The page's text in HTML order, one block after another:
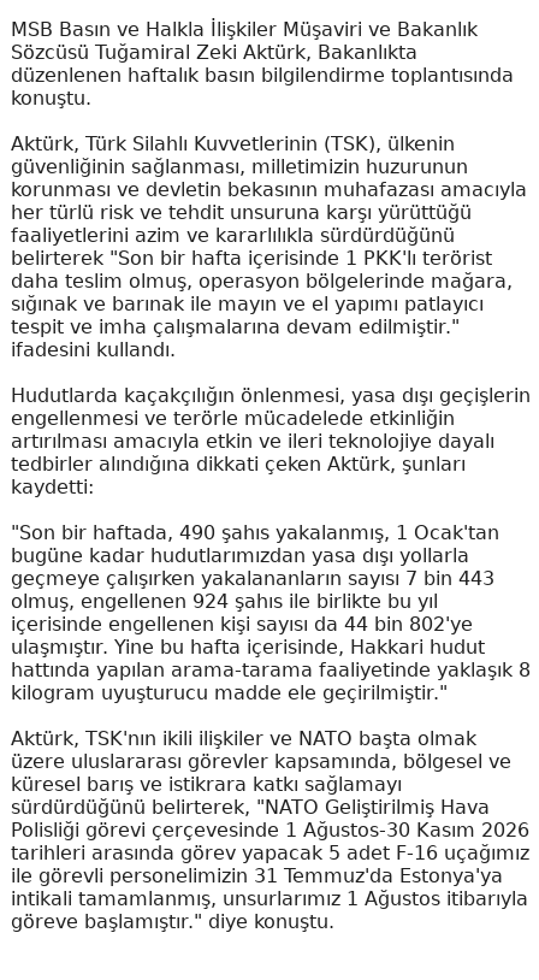
MSB Basın ve Halkla İlişkiler Müşaviri ve Bakanlık
Sözcüsü Tuğamiral Zeki Aktürk, Bakanlıkta
düzenlenen haftalık basın bilgilendirme toplantısında
konuştu.
Aktürk, Türk Silahlı Kuvvetlerinin (TSK), ülkenin
güvenliğinin sağlanması, milletimizin huzurunun
korunması ve devletin bekasının muhafazası amacıyla
her türlü risk ve tehdit unsuruna karşı yürüttüğü
faaliyetlerini azim ve kararlılıkla sürdürdüğünü
belirterek "Son bir hafta içerisinde 1 PKK'lı terörist
daha teslim olmuş, operasyon bölgelerinde mağara,
sığınak ve barınak ile mayın ve el yapımı patlayıcı
tespit ve imha çalışmalarına devam edilmiştir."
ifadesini kullandı.
Hudutlarda kaçakçılığın önlenmesi, yasa dışı geçişlerin
engellenmesi ve terörle mücadelede etkinliğin
artırılması amacıyla etkin ve ileri teknolojiye dayalı
tedbirler alındığına dikkati çeken Aktürk, şunları
kaydetti:
"Son bir haftada, 490 şahıs yakalanmış, 1 Ocak'tan
bugüne kadar hudutlarımızdan yasa dışı yollarla
geçmeye çalışırken yakalananların sayısı 7 bin 443
olmuş, engellenen 924 şahıs ile birlikte bu yıl
içerisinde engellenen kişi sayısı da 44 bin 802'ye
ulaşmıştır. Yine bu hafta içerisinde, Hakkari hudut
hattında yapılan arama-tarama faaliyetinde yaklaşık 8
kilogram uyuşturucu madde ele geçirilmiştir."
Aktürk, TSK'nın ikili ilişkiler ve NATO başta olmak
üzere uluslararası görevler kapsamında, bölgesel ve
küresel barış ve istikrara katkı sağlamayı
sürdürdüğünü belirterek, "NATO Geliştirilmiş Hava
Polisliği görevi çerçevesinde 1 Ağustos-30 Kasım 2026
tarihleri arasında görev yapacak 5 adet F-16 uçağımız
ile görevli personelimizin 31 Temmuz'da Estonya'ya
intikali tamamlanmış, unsurlarımız 1 Ağustos itibarıyla
göreve başlamıştır." diye konuştu.